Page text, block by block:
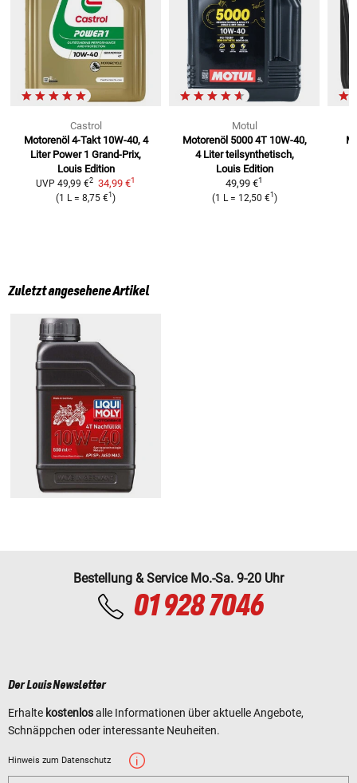
Castrol
Motorenöl 4-Takt 10W-40, 4
Liter Power 1 Grand-Prix,
Louis Edition
UVP 49,99 €2 34,99 €1
(1 L =8,75 €1)
Motul
Motorenöl 5000 4T 10W-40,
4 Liter teilsynthetisch,
Louis Edition
49,99 €1
(1 L = 12,50 €1 )
Zuletzt angesehene Artikel
Bestellung & Service Mo.-Sa. 9-20 Uhr
01 928 7046
Der Louis Newsletter
Erhalte kostenlosalle Informationen über aktuelle Angebote,
Schnäppchen oder interessante Neuheiten.
Hinweis zum Datenschutz